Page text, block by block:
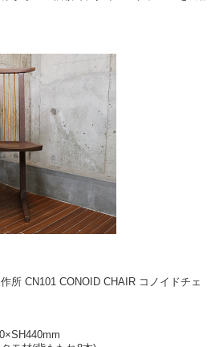
所 CN101 CONOID CHAIR コノイドチェ